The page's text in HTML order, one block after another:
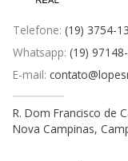
Telefone: (19) 3754-
Whatsapp: (19)
E-mail:
R. Dom Francisco de
Nova Campinas,